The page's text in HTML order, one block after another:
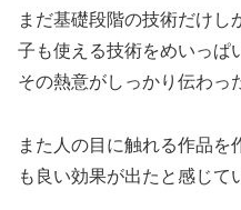
まだ基礎段階の技術だけし
子も使える技術をめいっぱ
その熱意がしっかり伝わっ
また人の目に触れる作品を
も良い効果が出たと感じて